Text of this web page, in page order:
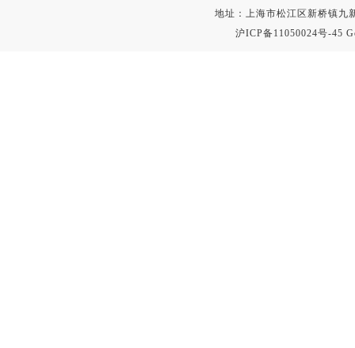
地址：上海市松江区新桥镇九
沪ICP备11050024号-45